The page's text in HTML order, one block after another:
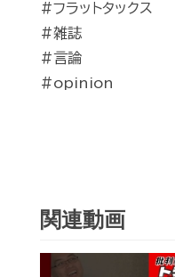
#フラットタックス
#雑誌
#言論
#opinion
関連動画